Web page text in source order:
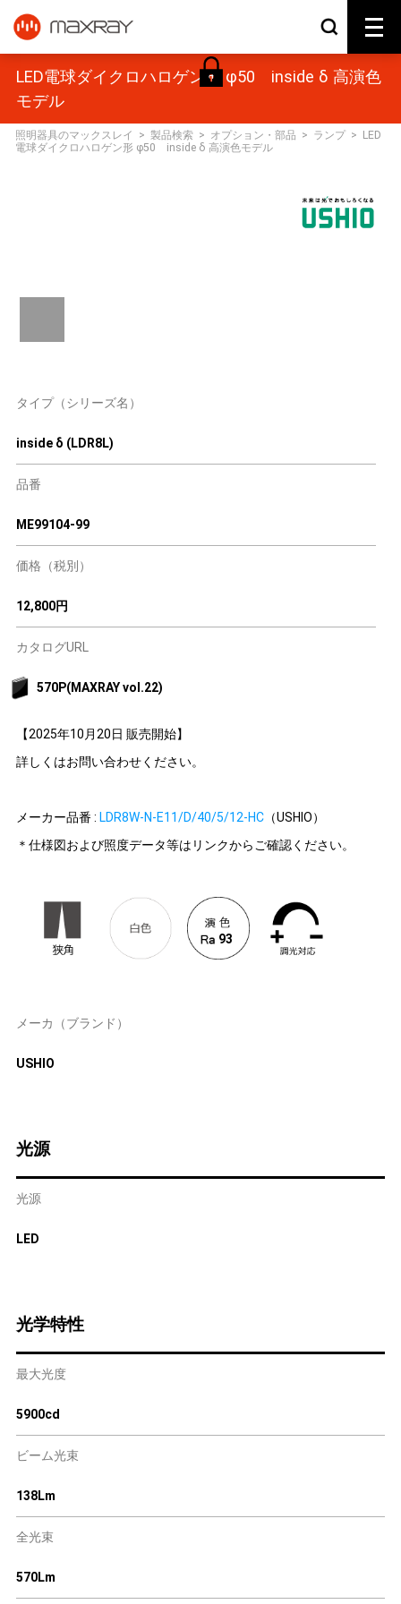
LED電球ダイクロハロゲン形 φ50 inside δ 高演色
モデル
照明器具のマックスレイ > 製品検索 > オプション・部品 > ランプ >
LED
電球ダイクロハロゲン形 φ50 inside δ 高演色モデル
タイプ（シリーズ名）
inside δ (LDR8L)
品番
ME99104-99
価格（税別）
12,800円
カタログURL
570P(MAXRAY vol.22)
【2025年10月20日 販売開始】
詳しくはお問い合わせください。
メーカー品番 : LDR8W-N-E11/D/40/5/12-HC（USHIO）
＊仕様図および照度データ等はリンクからご確認ください。
93
メーカ（ブランド）
USHIO
光源
光源
LED
光学特性
最大光度
5900cd
ビーム光束
138Lm
全光束
570Lm